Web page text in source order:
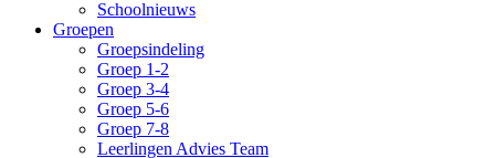
Schoolnieuws
Groepen
Groepsindeling
Groep 1-2
Groep 3-4
Groep 5-6
Groep 7-8
Leerlingen Advies Team